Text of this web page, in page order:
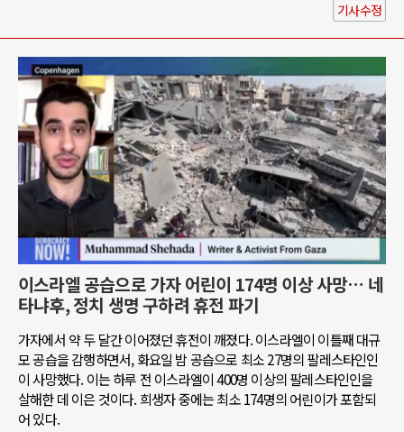
기사수정
이스라엘 공습으로 가자 어린이 174명 이상 사망… 네
타냐후, 정치 생명 구하려 휴전 파기
가자에서 약 두 달간 이어졌던 휴전이 깨졌다. 이스라엘이 이틀째 대규
모 공습을 감행하면서, 화요일 밤 공습으로 최소 27명의 팔레스타인인
이 사망했다. 이는 하루 전 이스라엘이 400명 이상의 팔레스타인인을
살해한 데 이은 것이다. 희생자 중에는 최소 174명의 어린이가 포함되
어 있다.